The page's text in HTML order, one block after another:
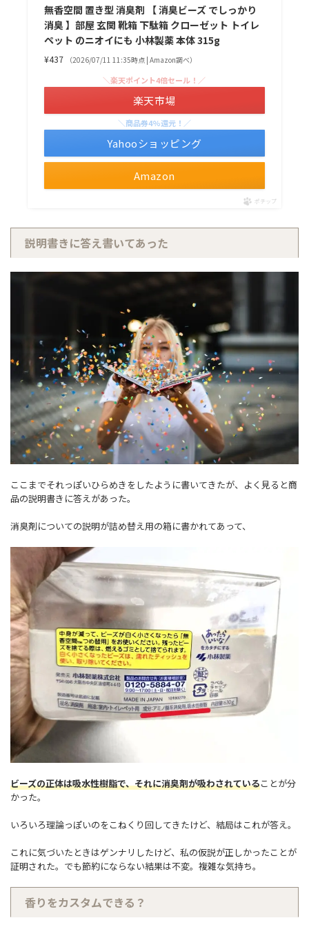
無香空間 置き型 消臭剤 【 消臭ビーズ でしっかり
消臭 】部屋 玄関 靴箱 下駄箱 クローゼット トイレ
ペット のニオイにも 小林製薬 本体 315g
¥437 （2026/07/11 11:35時点 | Amazon調べ）
Amazon
＼楽天ポイント4倍セール！／
楽天市場
＼商品券4%還元！／
Yahooショッピング
ポチップ
説明書きに答え書いてあった
ここまでそれっぽいひらめきをしたように書いてきたが、よく見ると商
品の説明書きに答えがあった。
消臭剤についての説明が詰め替え用の箱に書かれてあって、
ビーズの正体は吸水性樹脂で、それに消臭剤が吸わされていることが分
かった。
いろいろ理論っぽいのをこねくり回してきたけど、結局はこれが答え。
これに気づいたときはゲンナリしたけど、私の仮説が正しかったことが
証明された。でも節約にならない結果は不変。複雑な気持ち。
香りをカスタムできる？